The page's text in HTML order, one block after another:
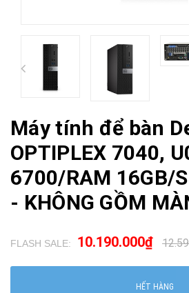
Máy tính để bàn
OPTIPLEX 7040,
6700/RAM 16GB/
- KHÔNG GỒM
FLASH SALE: 10.190.000₫
HẾT HÀNG